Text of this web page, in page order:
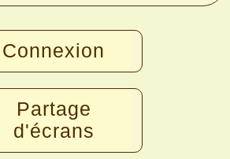
Connexion
Partage
d'écrans